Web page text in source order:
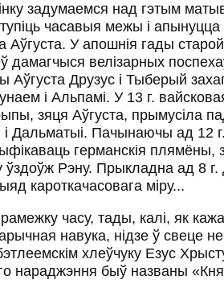
задумаемся над гэтым
часавыя межы і
Аўгуста. У апошнія гады
дамагчыся велізарных
Аўгуста Друзус і Тыберый
і Альпамі. У 13 г.
зяця Аўгуста, прымусіла
і Дальматыі. Пачынаючы ад 12
германскія
Рэну. Прыкладна ад 8 г.
кароткачасовага міру...
часу, тады, калі, як
навука, нідзе ў свеце
хлеўчуку Езус
нараджэння быў названы